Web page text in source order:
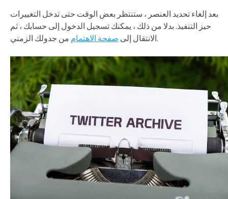
بعد إلغاء تحديد العنصر ، ستنتظر بعض الوقت حتى تدخل التغييرات
حيز التنفيذ. بدلا من ذلك ، يمكنك تسجيل الدخول إلى حسابك ، ثم
الانتقال إلى صفحة الاهتمام من جدولك الزمني.